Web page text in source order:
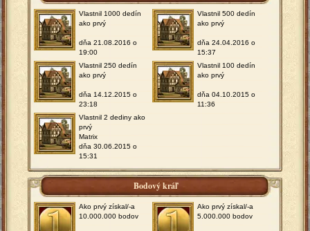
Vlastnil 1000 dedín
ako prvý
dňa 21.08.2016 o
19:00
Vlastnil 500 dedín
ako prvý
dňa 24.04.2016 o
15:37
Vlastnil 250 dedín
ako prvý
dňa 14.12.2015 o
23:18
Vlastnil 100 dedín
ako prvý
dňa 04.10.2015 o
11:36
Vlastnil 2 dediny ako
prvý
Matrix
dňa 30.06.2015 o
15:31
Bodový kráľ
Ako prvý získal/-a
10.000.000 bodov
Ako prvý získal/-a
5.000.000 bodov